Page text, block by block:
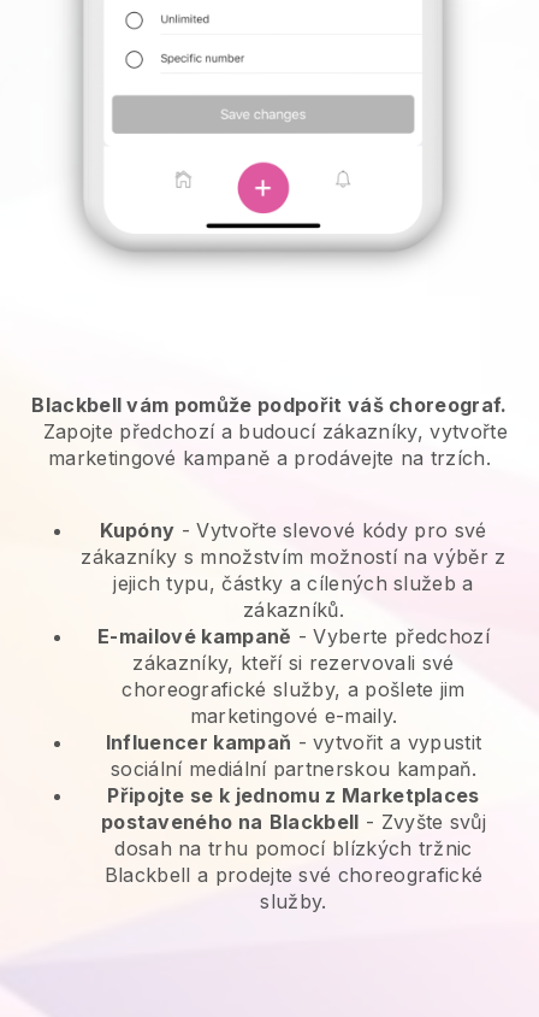
Blackbell vám pomůže podpořit váš choreograf.
Zapojte předchozí a budoucí zákazníky, vytvořte
marketingové kampaně a prodávejte na trzích.
Kupóny - Vytvořte slevové kódy pro své
zákazníky s množstvím možností na výběr z
jejich typu, částky a cílených služeb a
zákazníků.
E-mailové kampaně -Vyberte předchozí
zákazníky, kteří si rezervovali své
choreografické služby, a pošlete jim
marketingové e-maily.
Influencer kampaň - vytvořit a vypustit
sociální mediální partnerskou kampaň.
Připojte se k jednomu z Marketplaces
postaveného na Blackbell - Zvyšte svůj
dosah na trhu pomocí blízkých tržnic
Blackbell a prodejte své choreografické
služby.